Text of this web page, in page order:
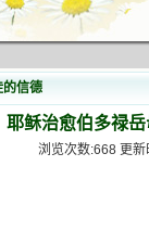
的信德
耶稣治愈伯多禄
浏览次数:668 更